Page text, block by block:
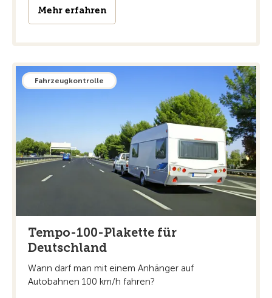
Mehr erfahren
Fahrzeugkontrolle
Tempo-100-Plakette für
Deutschland
Wann darf man mit einem Anhänger auf
Autobahnen 100 km/h fahren?